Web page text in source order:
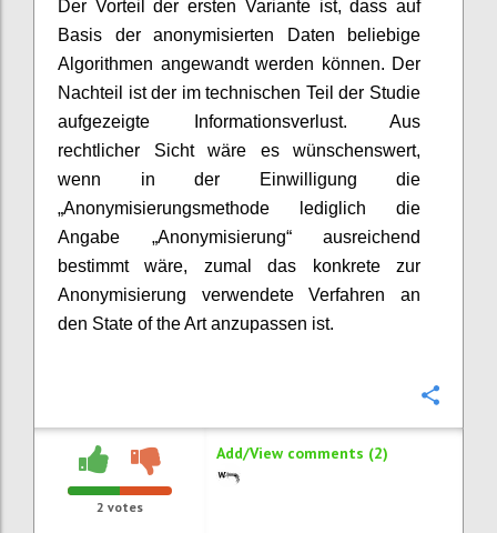
Der Vorteil der ersten Variante ist, dass auf
Basis der anonymisierten Daten beliebige
Algorithmen angewandt werden können. Der
Nachteil ist der im technischen Teil der Studie
aufgezeigte Informationsverlust. Aus
rechtlicher Sicht wäre es wünschenswert,
wenn in der Einwilligung die
„Anonymisierungsmethode lediglich die
Angabe „Anonymisierung“ ausreichend
bestimmt wäre, zumal das konkrete zur
Anonymisierung verwendete Verfahren an
den State of the Art anzupassen ist.
2 votes
Add/View comments (2)